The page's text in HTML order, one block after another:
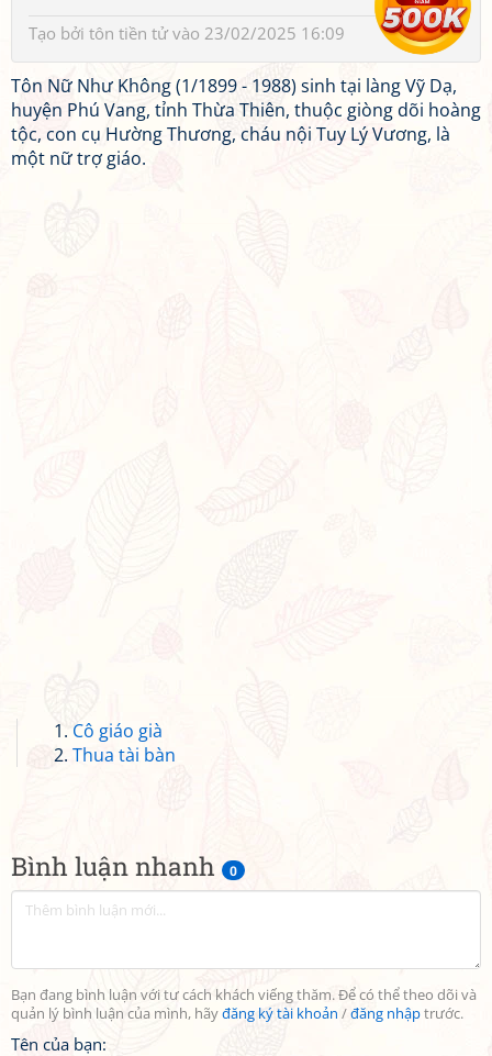
Bình luận nhanh 0
Bạn đang bình luận với tư cách khách viếng thăm. Để có thể theo dõi và
quản lý bình luận của mình, hãyđăng ký tài khoản /đăng nhậptrước.
Tên của bạn:
Tạo bởi tôn tiền tửvào 23/02/2025 16:09
Tôn Nữ Như Không (1/1899 - 1988) sinh tại làng Vỹ Dạ,
huyện Phú Vang, tỉnh Thừa Thiên, thuộc giòng dõi hoàng
tộc, con cụ Hường Thương, cháu nội Tuy Lý Vương, là
một nữ trợ giáo.
Cô giáo già
Thua tài bàn